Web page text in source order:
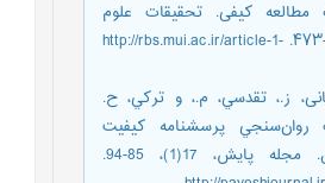
مطالعه کیفی. تحقیقات علوم
رفتاری، ۱۵(۴)، ۴۶۷-۴۷۳. http://rbs.mui.ac.ir/article-1-
ز.، تقدسي، م.، و تركي، ح.
روان‌‌سنجي پرسشنامه کيفيت
روابط بين زوجين. مجله پايش، 17(1)، 85-94.